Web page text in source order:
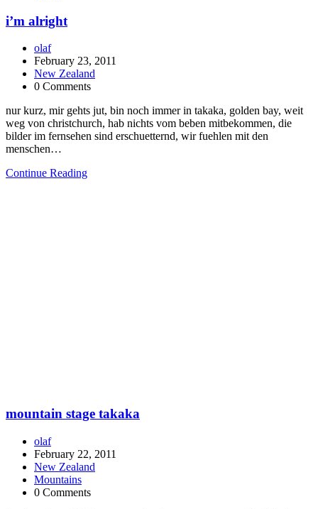
i’m alright
olaf
February 23, 2011
New Zealand
0 Comments
nur kurz, mir gehts jut, bin noch immer in takaka, golden bay, weit
weg von christchurch, hab nichts vom beben mitbekommen, die
bilder im fernsehen sind erschuetternd, wir fuehlen mit den
menschen…
Continue Reading
mountain stage takaka
olaf
February 22, 2011
New Zealand
Mountains
0 Comments